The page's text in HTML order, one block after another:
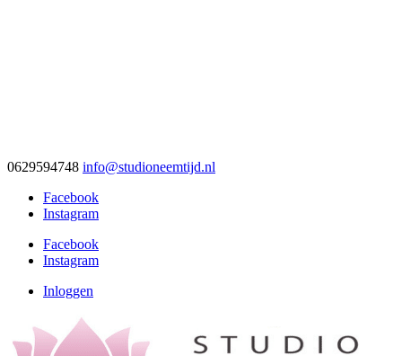
0629594748 info@studioneemtijd.nl
Facebook
Instagram
Facebook
Instagram
Inloggen